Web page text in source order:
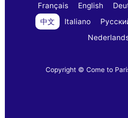
Français English
中文
Italiano
Copyright © Come to